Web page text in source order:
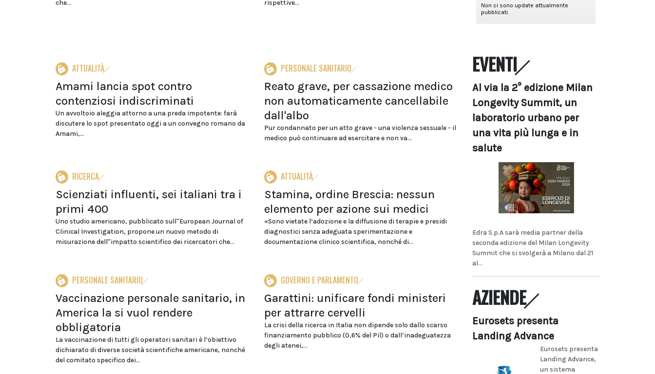
che...
rispettive...
ATTUALITÀ
Amami lancia spot contro
contenziosi indiscriminati
Un avvoltoio aleggia attorno a una preda impotente: farà
discutere lo spot presentato oggi a un convegno romano da
Amami,...
PERSONALE SANITARIO
Reato grave, per cassazione medico
non automaticamente cancellabile
dall'albo
Pur condannato per un atto grave - una violenza sessuale - il
medico può continuare ad esercitare e non va...
RICERCA
Scienziati influenti, sei italiani tra i
primi 400
Uno studio americano, pubblicato sull''European Journal of
Clinical Investigation, propone un nuovo metodo di
misurazione dell''impatto scientifico dei ricercatori che...
ATTUALITÀ
Stamina, ordine Brescia: nessun
elemento per azione sui medici
«Sono vietate l’adozione e la diffusione di terapie e presidi
diagnostici senza adeguata sperimentazione e
documentazione clinico scientifica, nonché di...
PERSONALE SANITARIO
Vaccinazione personale sanitario, in
America la si vuol rendere
obbligatoria
La vaccinazione di tutti gli operatori sanitari è l’obiettivo
dichiarato di diverse società scientifiche americane, nonché
del comitato specifico dei...
GOVERNO E PARLAMENTO
Garattini: unificare fondi ministeri
per attrarre cervelli
La crisi della ricerca in Italia non dipende solo dallo scarso
finanziamento pubblico (0,6% del Pil) o dall’inadeguatezza
degli atenei,...
EVENTI
Al via la 2° edizione Milan
Longevity Summit, un
laboratorio urbano per
una vita più lunga e in
salute
Edra S.p.A sarà media partner della
seconda edizione del Milan Longevity
Summit che si svolgerà a Milano dal 21
al...
AZIENDE
Eurosets presenta
Landing Advance
Eurosets presenta
Landing Advance,
un sistema